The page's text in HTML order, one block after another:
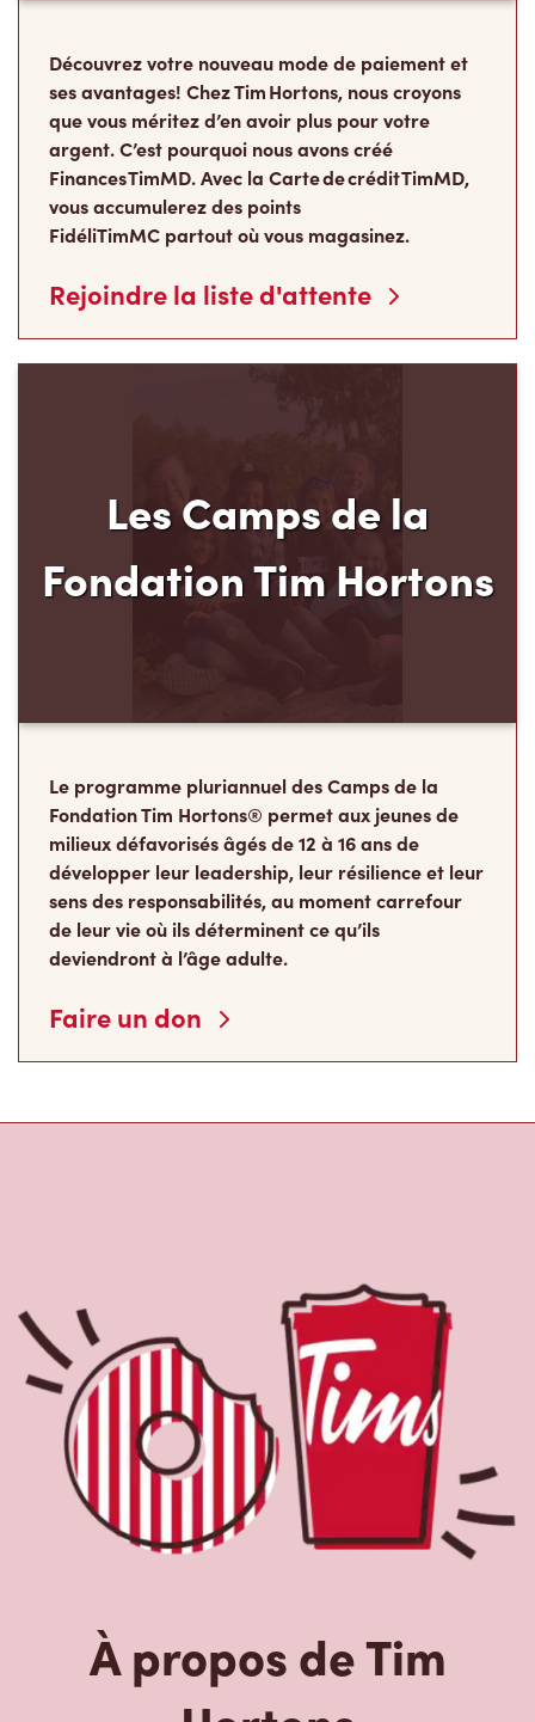
Découvrez votre nouveau mode de paiement et
ses avantages! Chez Tim Hortons, nous croyons
que vous méritez d’en avoir plus pour votre
argent. C’est pourquoi nous avons créé
Finances TimMD. Avec la Carte de crédit TimMD,
vous accumulerez des points
FidéliTimMC partout où vous magasinez.
Rejoindre la liste d'attente
Les Camps de la
Fondation Tim Hortons
Le programme pluriannuel des Camps de la
Fondation Tim Hortons® permet aux jeunes de
milieux défavorisés âgés de 12 à 16 ans de
développer leur leadership, leur résilience et leur
sens des responsabilités, au moment carrefour
de leur vie où ils déterminent ce qu’ils
deviendront à l’âge adulte.
Faire un don
À propos de Tim